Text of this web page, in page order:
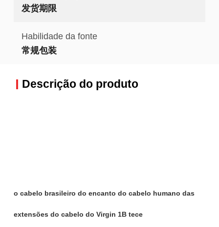
发货期限
Habilidade da fonte
常规包装
Descrição do produto
o cabelo brasileiro do encanto do cabelo humano das
extensões do cabelo do Virgin 1B tece